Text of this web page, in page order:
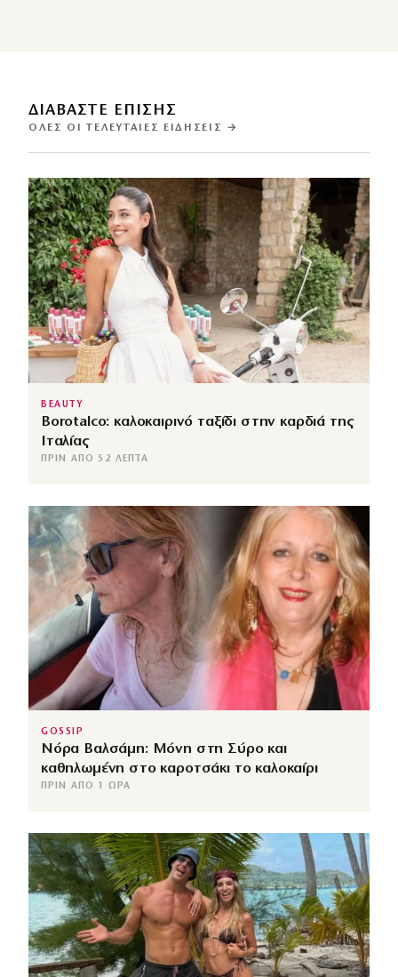
ΔΙΑΒΑΣΤΕ ΕΠΙΣΗΣ
ΌΛΕΣ ΟΙ ΤΕΛΕΥΤΑΊΕΣ ΕΙΔΉΣΕΙΣ →
BEAUTY
Borotalco: καλοκαιρινό ταξίδι στην καρδιά της
Ιταλίας
ΠΡΙΝ ΑΠΌ 52 ΛΕΠΤΆ
GOSSIP
Νόρα Βαλσάμη: Μόνη στη Σύρο και
καθηλωμένη στο καροτσάκι το καλοκαίρι
ΠΡΙΝ ΑΠΌ 1 ΏΡΑ